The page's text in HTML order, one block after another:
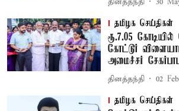
தமிழக செய்திகள்
ரூ.7.05
கோட்டூர்
அமைச்சர்
தினத்தந்தி 02
தமிழக செய்திகள்